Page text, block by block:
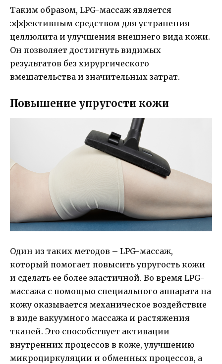
Таким образом, LPG-массаж является
эффективным средством для устранения
целлюлита и улучшения внешнего вида кожи.
Он позволяет достигнуть видимых
результатов без хирургического
вмешательства и значительных затрат.
Повышение упругости кожи
Один из таких методов – LPG-массаж,
который помогает повысить упругость кожи
и сделать ее более эластичной. Во время LPG-
массажа с помощью специального аппарата на
кожу оказывается механическое воздействие
в виде вакуумного массажа и растяжения
тканей. Это способствует активации
внутренних процессов в коже, улучшению
микроциркуляции и обменных процессов, а